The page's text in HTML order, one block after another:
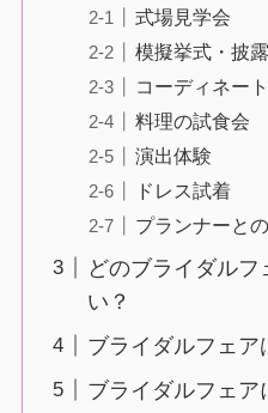
式場見学会
模擬挙式・披
コーディネー
料理の試食会
演出体験
ドレス試着
プランナーと
どのブライダル
い？
ブライダルフェア
ブライダルフェア